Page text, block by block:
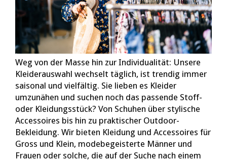
Weg von der Masse hin zur Individualität: Unsere
Kleiderauswahl wechselt täglich, ist trendig immer
saisonal und vielfältig. Sie lieben es Kleider
umzunähen und suchen noch das passende Stoff-
oder Kleidungsstück? Von Schuhen über stylische
Accessoires bis hin zu praktischer Outdoor-
Bekleidung. Wir bieten Kleidung und Accessoires für
Gross und Klein, modebegeisterte Männer und
Frauen oder solche, die auf der Suche nach einem